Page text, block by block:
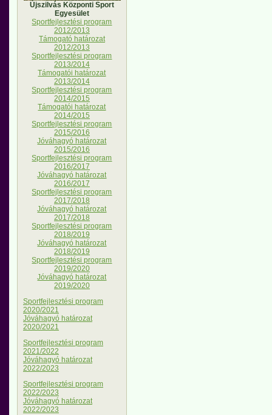
Újszilvás Központi Sport
Egyesület
Sportfejlesztési program
2012/2013
Támogató határozat
2012/2013
Sportfejlesztési program
2013/2014
Támogatói határozat
2013/2014
Sportfejlesztési program
2014/2015
Támogatói határozat
2014/2015
Sportfejlesztési program
2015/2016
Jóváhagyó határozat
2015/2016
Sportfejlesztési program
2016/2017
Jóváhagyó határozat
2016/2017
Sportfejlesztési program
2017/2018
Jóváhagyó határozat
2017/2018
Sportfejlesztési program
2018/2019
Jóváhagyó határozat
2018/2019
Sportfejlesztési program
2019/2020
Jóváhagyó határozat
2019/2020
Sportfejlesztési program
2020/2021
Jóváhagyó határozat
2020/2021
Sportfejlesztési program
2021/2022
Jóváhagyó határozat
2022/2023
Sportfejlesztési program
2022/2023
Jóváhagyó határozat
2022/2023